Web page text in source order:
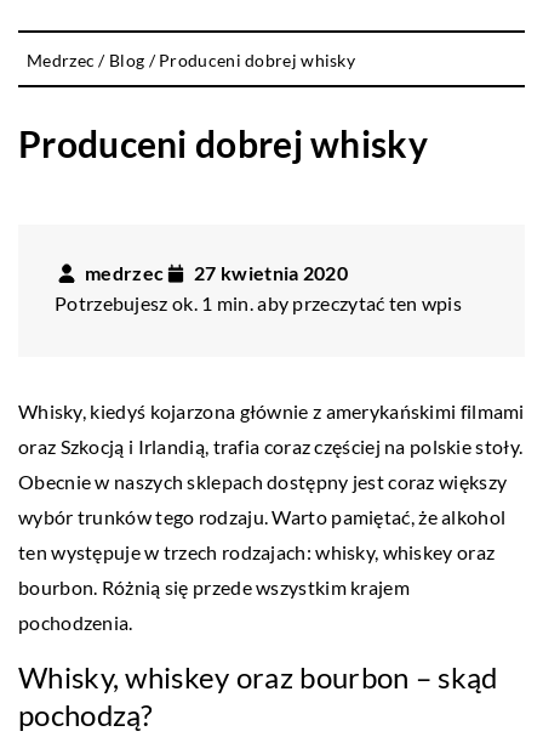
Medrzec / Blog /Produceni dobrej whisky
Produceni dobrej whisky
medrzec
27 kwietnia 2020
Potrzebujesz ok. 1 min. aby przeczytać ten wpis
Whisky, kiedyś kojarzona głównie z amerykańskimi filmami
oraz Szkocją i Irlandią, trafia coraz częściej na polskie stoły.
Obecnie w naszych sklepach dostępny jest coraz większy
wybór trunków tego rodzaju.Warto pamiętać, że alkohol
ten występuje w trzech rodzajach: whisky, whiskey oraz
bourbon. Różnią się przede wszystkim krajem
pochodzenia.
Whisky, whiskey oraz bourbon – skąd
pochodzą?